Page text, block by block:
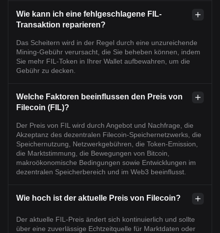
Wie kann ich eine fehlgeschlagene FIL-
Transaktion reparieren?
Das Scheitern wird in der Regel durch eine unzureichende
Mining-Gebühr verursacht, die Sie beheben können, indem
Sie mehr FIL-Token in Ihrer Wallet aufbewahren, um die
Gebühr zu decken.
Welche Faktoren beeinflussen den Preis von
Filecoin (FIL)?
Der Preis von FIL wird durch Angebot und Nachfrage, die
Akzeptanz des dezentralen Filecoin-Speichernetzwerks, die
Speichernutzung, Netzwerkgebühren, die Token-Emission,
die Marktstimmung, die Bewegungen von Bitcoin,
makroökonomische Bedingungen sowie Entwicklungen im
dezentralen Speicherbereich und im Web3 beeinflusst.
Wie hoch ist der aktuelle Preis von Filecoin?
Der aktuelle FIL-Preis ändert sich kontinuierlich und sollte
über eine zuverlässige Echtzeitquelle für Marktdaten oder